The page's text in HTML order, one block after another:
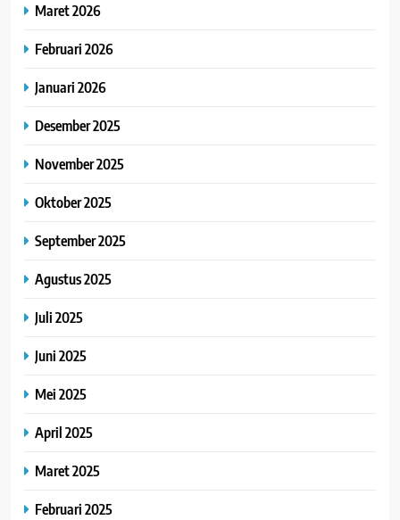
Maret 2026
Februari 2026
Januari 2026
Desember 2025
November 2025
Oktober 2025
September 2025
Agustus 2025
Juli 2025
Juni 2025
Mei 2025
April 2025
Maret 2025
Februari 2025